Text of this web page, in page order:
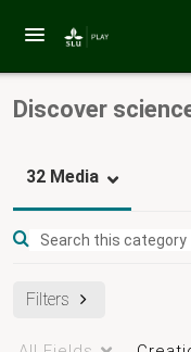
Discover
32 Media
Filters